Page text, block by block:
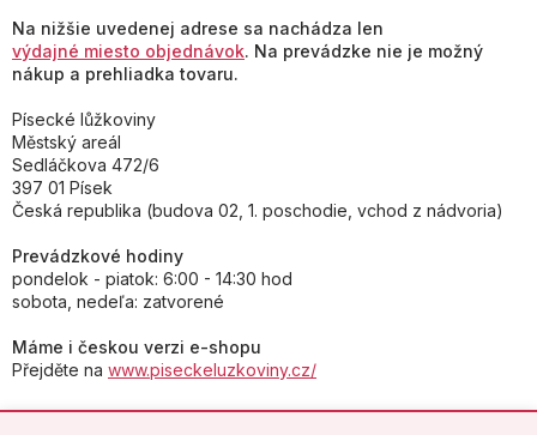
Na nižšie uvedenej adrese sa nachádza len
výdajné miesto objednávok. Na prevádzke nie je možný
nákup a prehliadka tovaru.
Písecké lůžkoviny
Městský areál
Sedláčkova 472/6
397 01 Písek
Česká republika (budova 02, 1. poschodie, vchod z nádvoria)
Prevádzkové hodiny
pondelok - piatok: 6:00 - 14:30 hod
sobota, nedeľa: zatvorené
Máme i českou verzi e-shopu
Přejděte na www.piseckeluzkoviny.cz/